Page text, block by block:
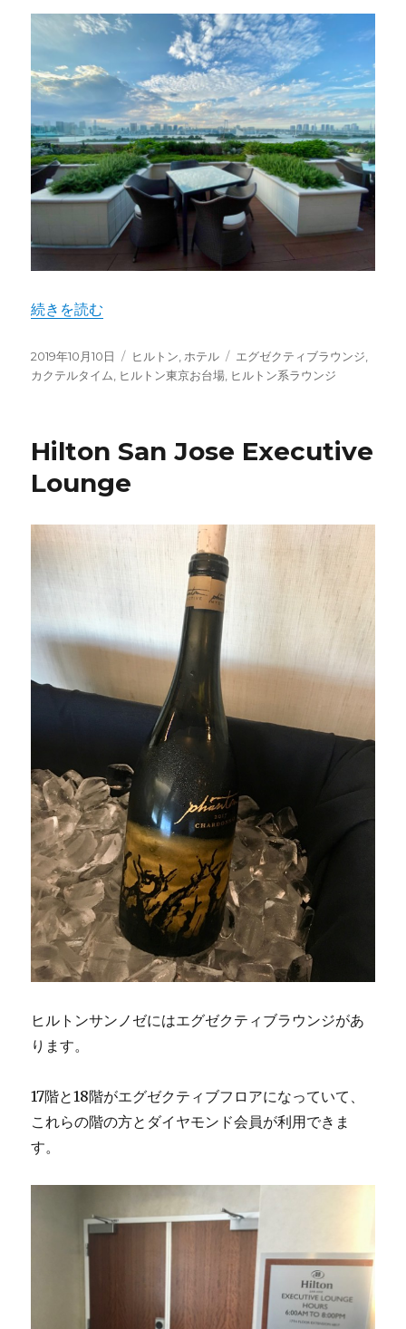
"ヒルトン東京お台場 エグゼクティブラウンジ カクテル
続きを読む
投
稿
2019年10月10日
カ
テ
ヒルトン ホテル
タ
グ
エグゼクティブラウンジ
カクテルタイム
ヒルトン東京お台場 ヒルトン系ラウンジ
Hilton San Jose Executive
Lounge
ヒルトンサンノゼにはエグゼクティブラウンジがあ
ります。
17階と18階がエグゼクティブフロアになっていて、
これらの階の方とダイヤモンド会員が利用できま
す。